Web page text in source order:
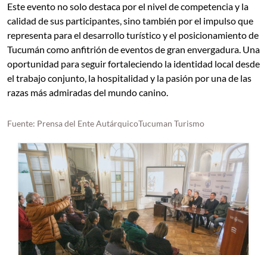
Este evento no solo destaca por el nivel de competencia y la
calidad de sus participantes, sino también por el impulso que
representa para el desarrollo turístico y el posicionamiento de
Tucumán como anfitrión de eventos de gran envergadura. Una
oportunidad para seguir fortaleciendo la identidad local desde
el trabajo conjunto, la hospitalidad y la pasión por una de las
razas más admiradas del mundo canino.
Fuente: Prensa del Ente AutárquicoTucuman Turismo